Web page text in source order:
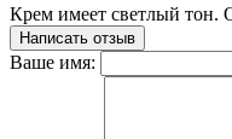
Крем имеет светлый тон.
Написать отзыв
Ваше имя: